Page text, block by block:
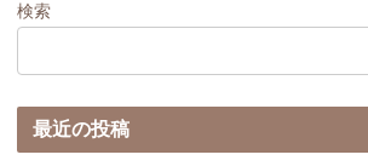
検索
最近の投稿